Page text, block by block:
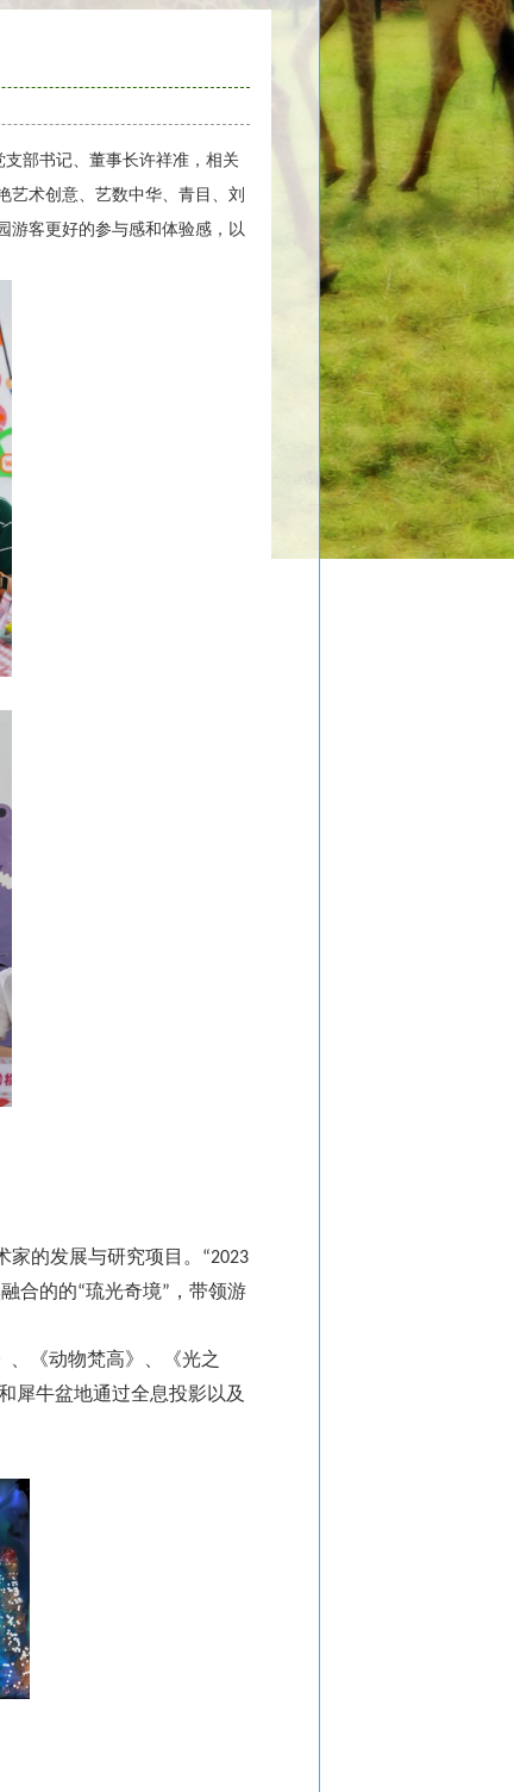
部书记、董事长许祥准，相关
艺术创意、艺数中华、青目、刘
游客更好的参与感和体验感，以
的发展与研究项目。 “2023
合的的“琉光奇境” ，带领游
、《动物梵高》、《光之
犀牛盆地通过全息投影以及